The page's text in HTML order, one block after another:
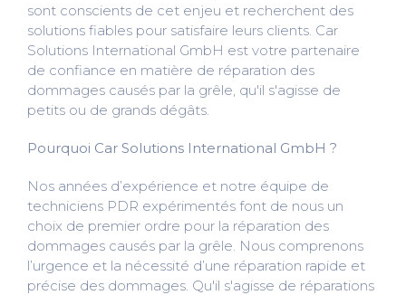
sont conscients de cet enjeu et recherchent des
solutions fiables pour satisfaire leurs clients. Car
Solutions International GmbH est votre partenaire
de confiance en matière de réparation des
dommages causés par la grêle, qu'il s'agisse de
petits ou de grands dégâts.
Pourquoi Car Solutions International GmbH ?
Nos années d’expérience et notre équipe de
techniciens PDR expérimentés font de nous un
choix de premier ordre pour la réparation des
dommages causés par la grêle. Nous comprenons
l’urgence et la nécessité d’une réparation rapide et
précise des dommages. Qu'il s'agisse de réparations